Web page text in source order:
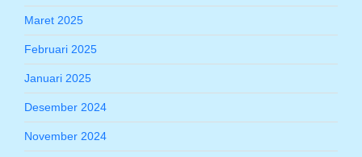
Maret 2025
Februari 2025
Januari 2025
Desember 2024
November 2024